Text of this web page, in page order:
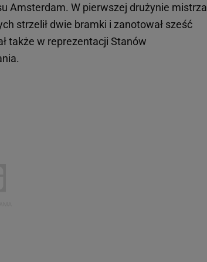
Amsterdam. W pierwszej drużynie mistrza
strzelił dwie bramki i zanotował sześć
także w reprezentacji Stanów